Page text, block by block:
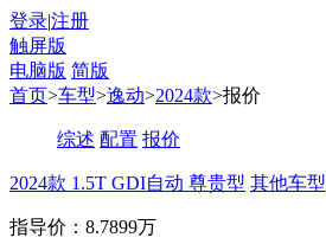
登录|注册
触屏版
电脑版 简版
首页>车型>逸动>2024款>报价
综述 配置 报价
2024款 1.5T GDI自动 尊贵型 其他车型
指导价：8.7899万